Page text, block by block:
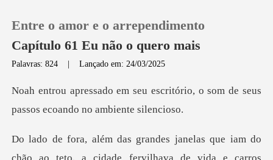
0
Entre o amor e o arrependimento
Capítulo 61 Eu não o quero mais
Palavras: 824 |Lançado em: 24/03/2025
critório, o som de seus
passos